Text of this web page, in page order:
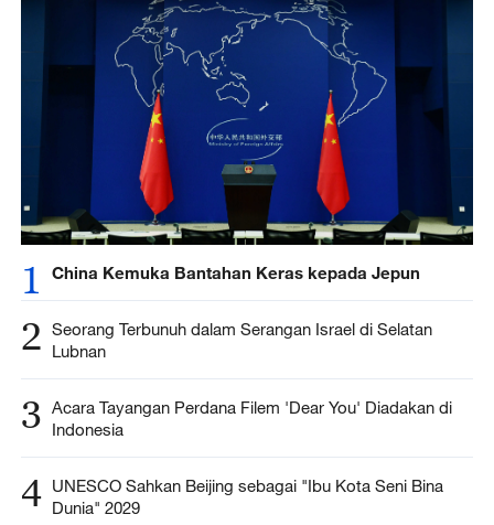
1 China Kemuka Bantahan Keras kepada Jepun
2 Seorang Terbunuh dalam Serangan Israel di Selatan
Lubnan
3 Acara Tayangan Perdana Filem 'Dear You' Diadakan di
Indonesia
4 UNESCO Sahkan Beijing sebagai "Ibu Kota Seni Bina
Dunia" 2029